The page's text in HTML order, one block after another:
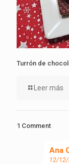
Turrón de
Leer más
1 Comment
Ana
12/12/